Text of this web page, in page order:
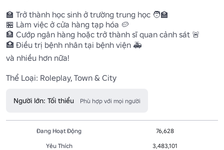
🏫 Trở thành học sinh ở trường trung học 🧑‍🏫
🏪 Làm việc ở cửa hàng tạp hóa 🥔
🏦 Cướp ngân hàng hoặc trở thành sĩ quan cảnh sát 🚨
🏥 Điều trị bệnh nhân tại bệnh viện 🚑
và nhiều hơn nữa!
Thể Loại: Roleplay, Town & City
Người lớn: Tối thiểu Phù hợp với mọi người
Đang Hoạt Động
76,628
Yêu Thích
3,483,101